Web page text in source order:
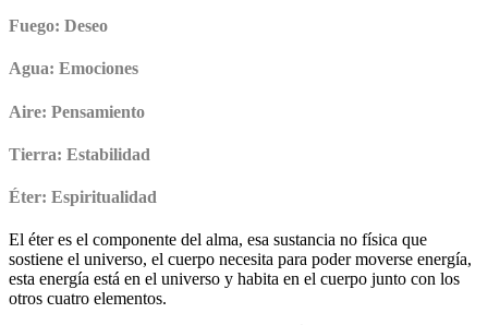
Fuego: Deseo
Agua: Emociones
Aire: Pensamiento
Tierra: Estabilidad
Éter: Espiritualidad
El éter es el componente del alma, esa sustancia no física que
sostiene el universo, el cuerpo necesita para poder moverse energía,
esta energía está en el universo y habita en el cuerpo junto con los
otros cuatro elementos.